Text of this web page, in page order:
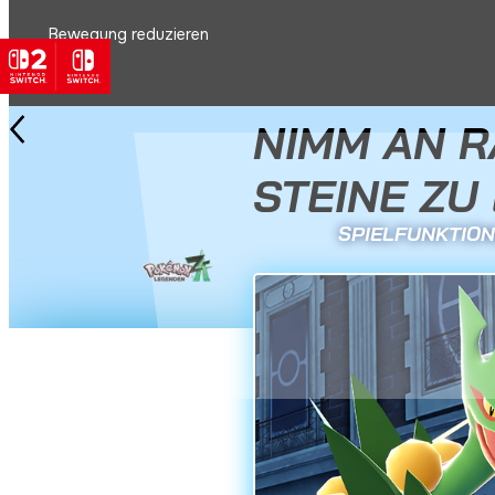
Bewegung reduzieren
Alle Neuigkeiten
NIMM AN
STEINE ZU